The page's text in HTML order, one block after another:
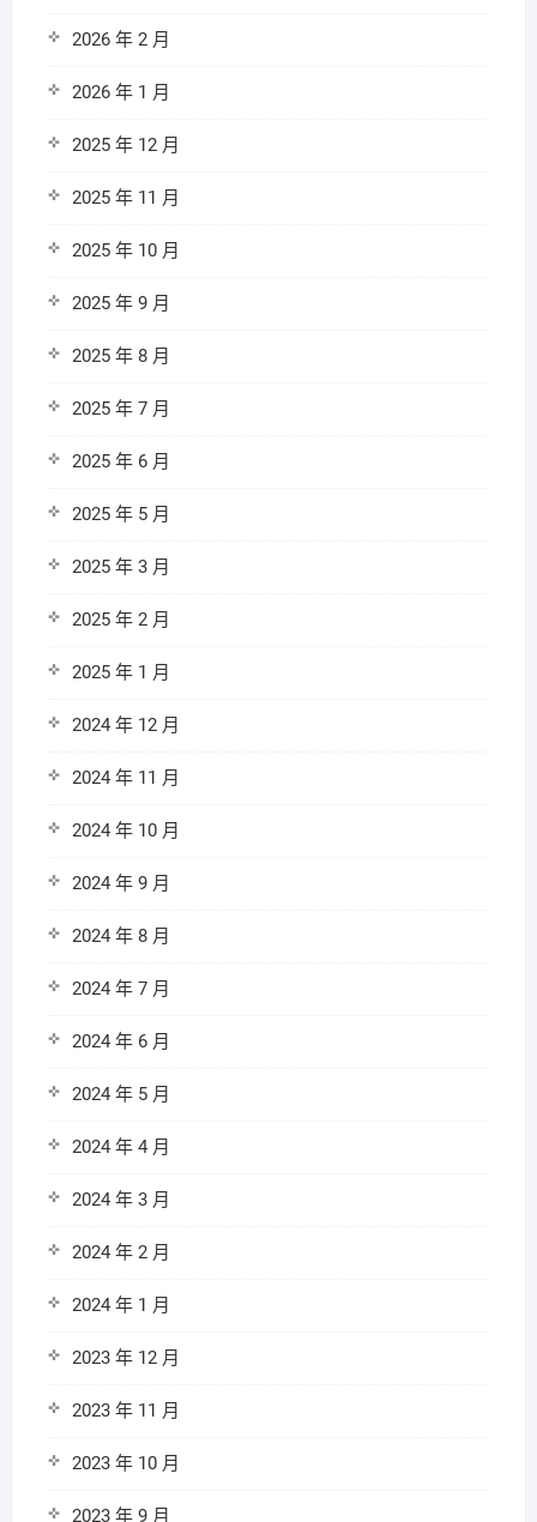
2026 年 2 月
2026 年 1 月
2025 年 12 月
2025 年 11 月
2025 年 10 月
2025 年 9 月
2025 年 8 月
2025 年 7 月
2025 年 6 月
2025 年 5 月
2025 年 3 月
2025 年 2 月
2025 年 1 月
2024 年 12 月
2024 年 11 月
2024 年 10 月
2024 年 9 月
2024 年 8 月
2024 年 7 月
2024 年 6 月
2024 年 5 月
2024 年 4 月
2024 年 3 月
2024 年 2 月
2024 年 1 月
2023 年 12 月
2023 年 11 月
2023 年 10 月
2023 年 9 月